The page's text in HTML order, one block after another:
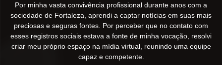
Por minha vasta convivência profissional durante anos com a
sociedade de Fortaleza, aprendi a captar notícias em suas mais
preciosas e seguras fontes. Por perceber que no contato com
esses registros sociais estava a fonte de minha vocação, resolvi
criar meu próprio espaço na mídia virtual, reunindo uma equipe
capaz e competente.